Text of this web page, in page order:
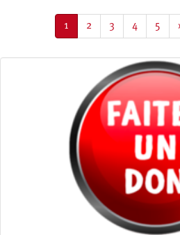
Page
courante
1 Page
2 Page
3 Page
4 Page
5